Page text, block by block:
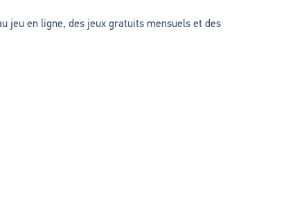
jeu en ligne, des jeux gratuits mensuels et des